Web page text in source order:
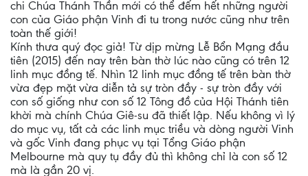
chi Chúa Thánh Thần mới có thể đếm hết những người
con của Giáo phận Vinh đi tu trong nước cũng như trên
toàn thế giới!
Kính thưa quý đọc giả! Từ dịp mừng Lễ Bổn Mạng đầu
tiên (2015) đến nay trên bàn thờ lúc nào cũng có trên 12
linh mục đồng tế. Nhìn 12 linh mục đồng tế trên bàn thờ
vừa đẹp mặt vừa diễn tả sự tròn đầy - sự tròn đầy với
con số giống như con số 12 Tông đồ của Hội Thánh tiên
khời mà chính Chúa Giê-su đã thiết lập. Nếu không vì lý
do mục vụ, tất cả các linh mục triều và dòng người Vinh
và gốc Vinh đang phục vụ tại Tổng Giáo phận
Melbourne mà quy tụ đầy đủ thì không chỉ là con số 12
mà là gần 20 vị.